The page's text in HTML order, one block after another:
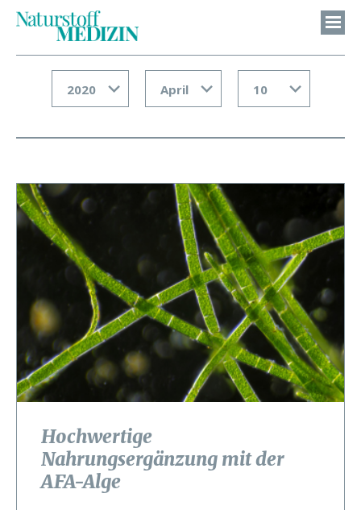
2020 April 10
Hochwertige
Nahrungsergänzung mit der
AFA-Alge